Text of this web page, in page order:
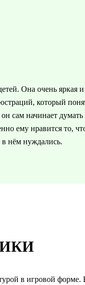
в игровой
Она очень яркая
который
сам начинает
ему нравится то,
нём нуждались.